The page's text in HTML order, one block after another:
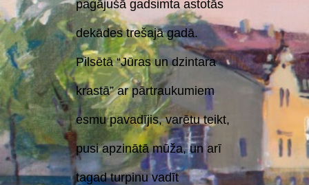
pagājušā gadsimta astotās
dekādes trešajā gadā.
Pilsētā “Jūras un dzintara
krastā” ar pārtraukumiem
esmu pavadījis, varētu teikt,
pusi apzinātā mūža, un arī
tagad turpinu vadīt